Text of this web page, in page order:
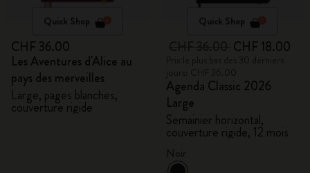
Quick Shop
CHF 36.00
Les Aventures d'Alice au
pays des merveilles
Large, pages blanches,
couverture rigide
Quick Shop
CHF 18.00
Agenda Classic 2026
Large
Semainier horizontal,
couverture rigide, 12 mois